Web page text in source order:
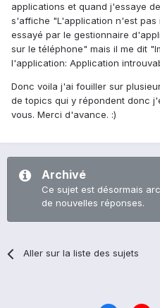
applications et quand j'essaye
s'affiche "L'application n'est pas
essayé par le gestionnaire
sur le téléphone" mais il me dit
l'application: Application
Donc voila j'ai fouiller sur
de topics qui y répondent donc
vous. Merci d'avance. :)
Archivé
Ce sujet est désormais
de nouvelles réponses.
Aller sur la liste des sujets